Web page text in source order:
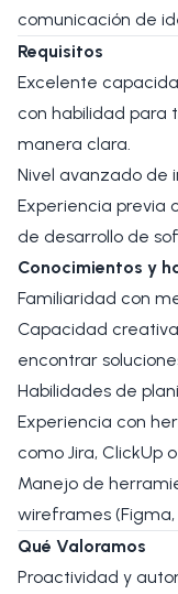
comunicación de
Requisitos
Excelente
con habilidad para
manera clara.
Nivel avanzado de
Experiencia previa
de desarrollo de
Conocimientos y
Familiaridad con
Capacidad
encontrar
Habilidades de
Experiencia con
como Jira, ClickUp
Manejo de
wireframes (Figma,
Qué Valoramos
Proactividad y